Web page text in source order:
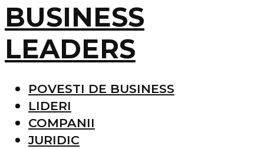
BUSINESS
LEADERS
POVESTI DE BUSINESS
LIDERI
COMPANII
JURIDIC